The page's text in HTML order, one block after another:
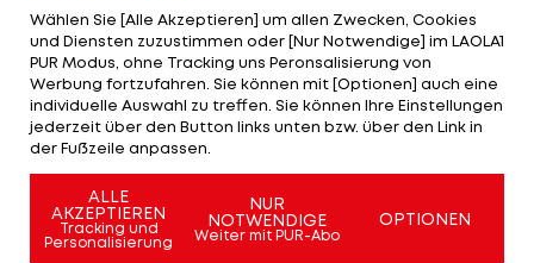
wird nach dem Trainingszentrum in Salzburg
sicher das modernste in Österreich", so Rieds
Infrastruktur-Vorstand Thomas Gahleitner. "Es ist
uns bewusst, dass wir mit diesem neuen Zentrum
in Österreich ganz oben stehen werden", meint
Manager Stefan Reiter.
Mehr zum Thema
Wählen Sie [Alle Akzeptieren] um allen Zwecken, Cookies
und Diensten zuzustimmen oder [Nur Notwendige] im LAOLA1
PUR Modus, ohne Tracking uns Peronsalisierung von
Werbung fortzufahren. Sie können mit [Optionen] auch eine
individuelle Auswahl zu treffen. Sie können Ihre Einstellungen
jederzeit über den Button links unten bzw. über den Link in
der Fußzeile anpassen.
ALLE
AKZEPTIEREN
Tracking und
Personalisierung
NUR
NOTWENDIGE
Weiter mit PUR-Abo
OPTIONEN